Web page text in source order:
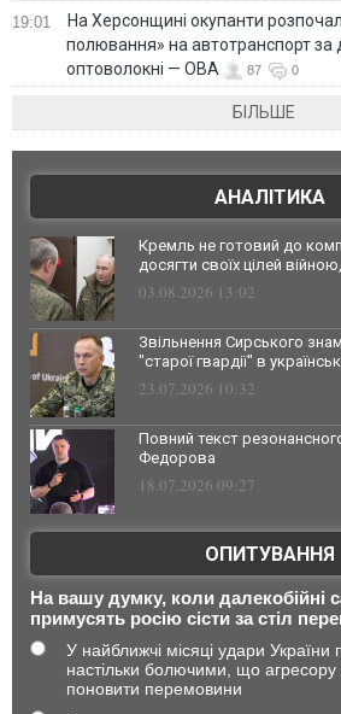
19:01
На Херсонщині окупанти
полювання» на автотранспорт за
оптоволокні — ОВА
87 0
БІЛЬШЕ
АНАЛІТИКА
Кремль не готовий до
досягти своїх цілей
03.08.2026 13:02
Звільнення Сирського
"старої гвардії" в
23.07.2026 10:32
Повний текст
Федорова
18.07.2026 09:27
ОПИТУВАННЯ
На вашу думку, коли далекобійні
примусять росію сісти за стіл
У найближчі місяці удари України
настільки болючими, що агресору
поновити перемовини